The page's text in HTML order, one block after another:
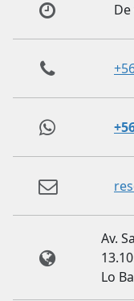
Av.
Lo